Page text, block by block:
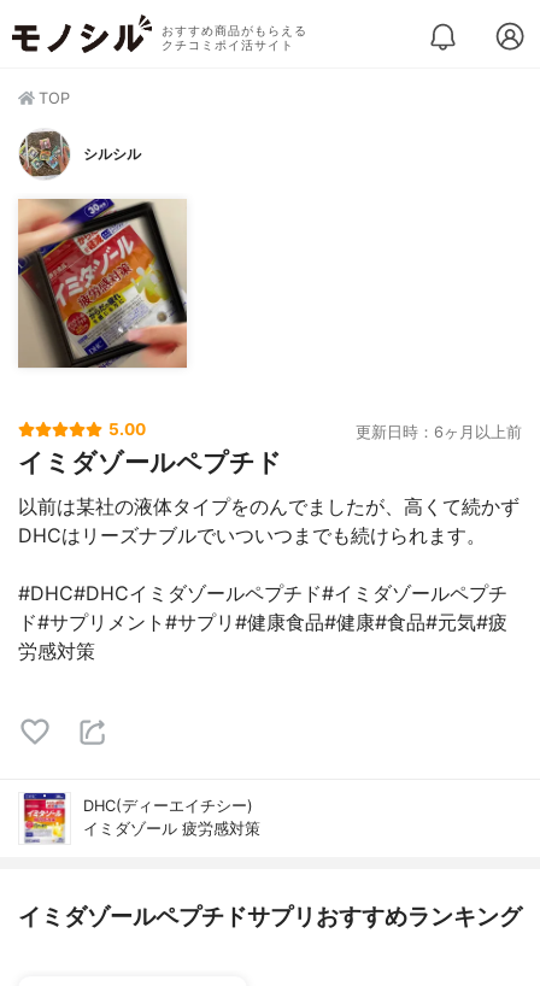
おすすめ商品がもらえる
クチコミポイ活サイト
TOP
シルシル
5.00 更新日時：6ヶ月以上前
イミダゾールペプチド
以前は某社の液体タイプをのんでましたが、高くて続かず
DHCはリーズナブルでいついつまでも続けられます。
#DHC#DHCイミダゾールペプチド#イミダゾールペプチ
ド#サプリメント#サプリ#健康食品#健康#食品#元気#疲
労感対策
DHC(ディーエイチシー)
イミダゾール 疲労感対策
イミダゾールペプチドサプリおすすめランキング